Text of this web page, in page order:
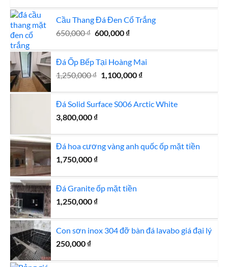
là:
1,900,000 ₫.
tại
là:
Cầu Thang Đá Đen Cổ Trắng
650,000₫ Giá
650,000 ₫.
600,000 ₫Giá
là:
600,000 ₫.
Đá Ốp Bếp Tại Hoàng Mai
1,250,000₫ Giá
1,250,000 ₫.
1,100,000 ₫Giá
là:
Đá Solid Surface S006 Arctic White
3,800,000 ₫
Đá hoa cương vàng anh quốc ốp mặt tiền
1,750,000 ₫
Đá Granite ốp mặt tiền
1,250,000 ₫
Con sơn inox 304 đỡ bàn đá lavabo giá đại lý
250,000 ₫